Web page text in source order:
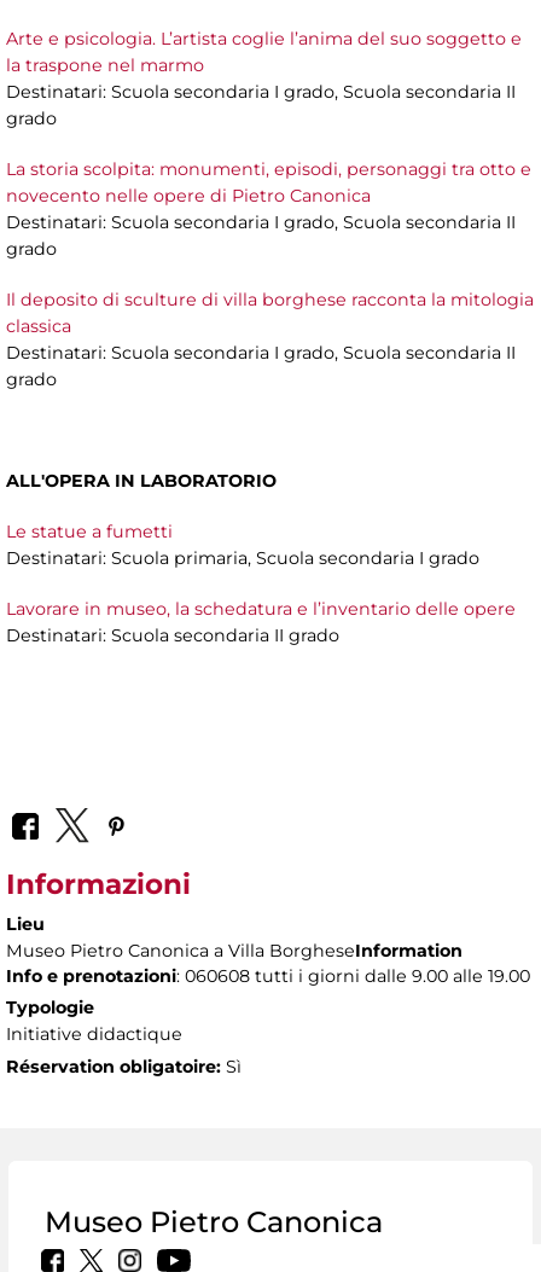
Arte e psicologia. L’artista coglie l’anima del suo soggetto e
la traspone nel marmo
Destinatari: Scuola secondaria I grado, Scuola secondaria II
grado
La storia scolpita: monumenti, episodi, personaggi tra otto e
novecento nelle opere di Pietro Canonica
Destinatari: Scuola secondaria I grado, Scuola secondaria II
grado
Il deposito di sculture di villa borghese racconta la mitologia
classica
Destinatari: Scuola secondaria I grado, Scuola secondaria II
grado
ALL'OPERA IN LABORATORIO
Le statue a fumetti
Destinatari: Scuola primaria, Scuola secondaria I grado
Lavorare in museo, la schedatura e l’inventario delle opere
Destinatari: Scuola secondaria II grado
Informazioni
Lieu
Museo Pietro Canonica a Villa BorgheseInformation
Info e prenotazioni: 060608 tutti i giorni dalle 9.00 alle 19.00
Typologie
Initiative didactique
Réservation obligatoire: Sì
Museo Pietro Canonica